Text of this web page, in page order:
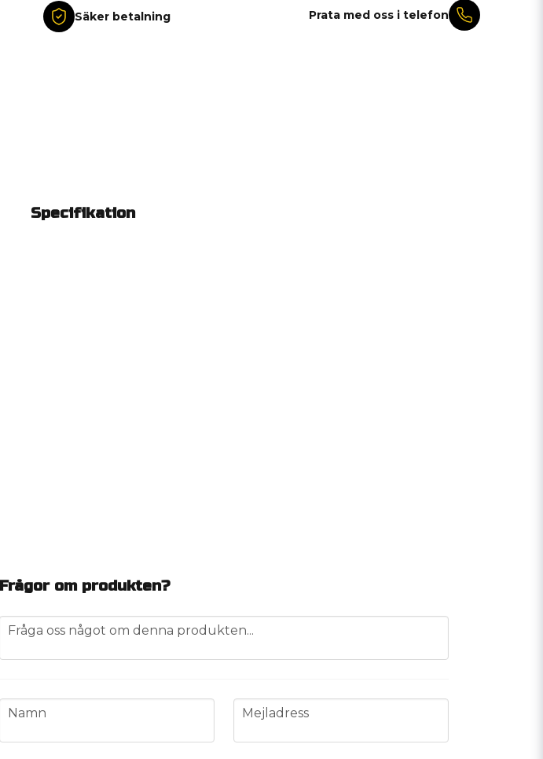
Säker betalning
Prata med oss i telefon
Specifikation
Frågor om produkten?
question
Fråga oss något om denna produkten...
name
Namn email
Mejladress